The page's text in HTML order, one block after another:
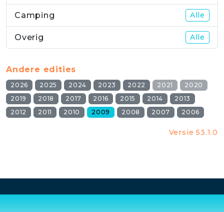
Camping Alle
Overig Alle
Andere edities
2026 2025 2024 2023 2022 2021
2020
2019
2018 2017 2016 2015 2014
2013
2012
2011 2010 2009 2008 2007 2006
Versie 53.1.0